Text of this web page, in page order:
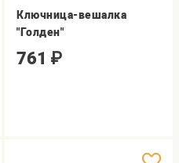
Ключница-вешалка
"Голден"
761 ₽